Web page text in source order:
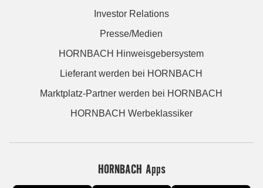
Investor Relations
Presse/Medien
HORNBACH Hinweisgebersystem
Lieferant werden bei HORNBACH
Marktplatz-Partner werden bei HORNBACH
HORNBACH Werbeklassiker
HORNBACH Apps